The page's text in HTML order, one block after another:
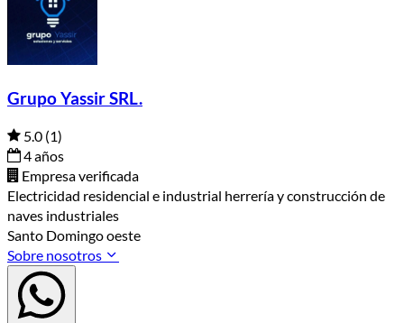
Grupo Yassir SRL.
5.0 (1)
4 años
Empresa verificada
Electricidad residencial e industrial herrería y construcción de
naves industriales
Santo Domingo oeste
Sobre nosotros